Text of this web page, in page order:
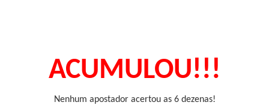
ACUMULOU!!!
Nenhum apostador acertou as 6 dezenas!